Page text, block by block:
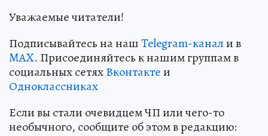
Уважаемые читатели!
Подписывайтесь на нашTelegram-канали в
MAX. Присоединяйтесь к нашим группам в
социальных сетяхВконтактеи
Одноклассниках
Если вы стали очевидцем ЧП или чего-то
необычного, сообщите об этом в редакцию: